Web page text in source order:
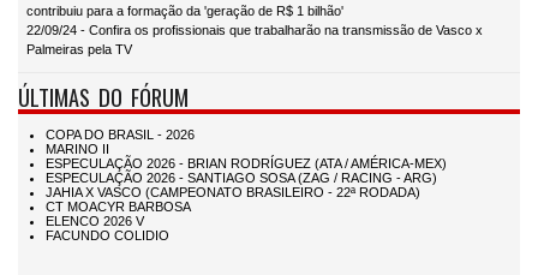
contribuiu para a formação da 'geração de R$ 1 bilhão'
22/09/24 - Confira os profissionais que trabalharão na transmissão de Vasco x
Palmeiras pela TV
ÚLTIMAS DO FÓRUM